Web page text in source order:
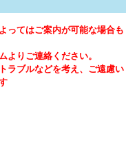
ってはご案内が可能な場合も
よりご連絡ください。
ラブルなどを考え、ご遠慮い